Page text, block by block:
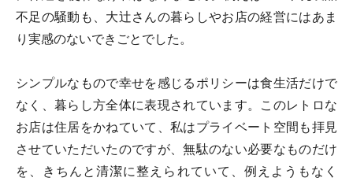
不足の騒動も、大辻さんの暮らしやお店の経営にはあま
り実感のないできごとでした。
シンプルなもので幸せを感じるポリシーは食生活だけで
なく、暮らし方全体に表現されています。このレトロな
お店は住居をかねていて、私はプライベート空間も拝見
させていただいたのですが、無駄のない必要なものだけ
を、きちんと清潔に整えられていて、例えようもなく